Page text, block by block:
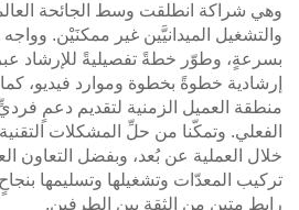
وهي شراكة انطلقت وسط الجائحة
والتشغيل الميدانيَّين غير ممكنَيْن. وواجه
بسرعةٍ، وطوّر خطةً تفصيليةً للإرشاد
إرشادية خطوةً بخطوة وموارد فيديو،
منطقة العميل الزمنية لتقديم دعمٍ
الفعلي. وتمكّنا من حلِّ المشكلات التقنية
خلال العملية عن بُعد، وبفضل التعاون
تركيب المعدّات وتشغيلها وتسليمها
رابطٍ متينٍ من الثقة بين الطرفين.